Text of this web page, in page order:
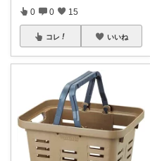
0 0 15
コレ いいね